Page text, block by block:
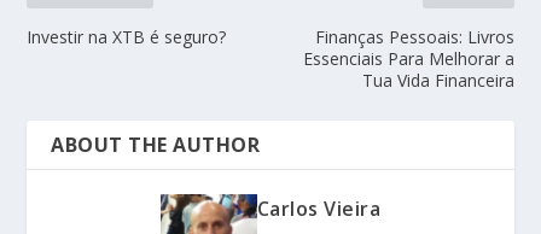
Investir na XTB é seguro?
Finanças Pessoais: Livros
Essenciais Para Melhorar a
Tua Vida Financeira
ABOUT THE AUTHOR
Carlos Vieira